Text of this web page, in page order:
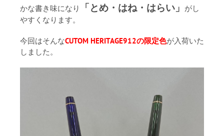
かな書き味になり
「とめ・はね・はらい」 がし
やすくなります。
今回はそんなCUTOM HERITAGE912の限定色が入荷いた
しました。